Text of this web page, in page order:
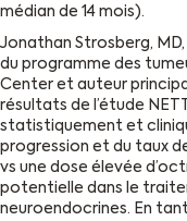
médian de 14 mois).
Jonathan Strosberg,
du programme des
Center et auteur
résultats de l’étude
statistiquement et
progression et du taux
vs une dose élevée
potentielle dans le
neuroendocrines. En